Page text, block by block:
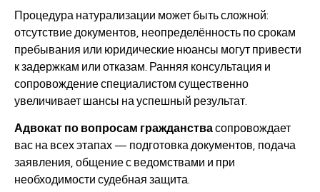
Процедура натурализации может быть сложной:
отсутствие документов, неопределённость по срокам
пребывания или юридические нюансы могут привести
к задержкам или отказам. Ранняя консультация и
сопровождение специалистом существенно
увеличивает шансы на успешный результат.
Адвокат по вопросам гражданствасопровождает
вас на всех этапах — подготовка документов, подача
заявления, общение с ведомствами и при
необходимости судебная защита.